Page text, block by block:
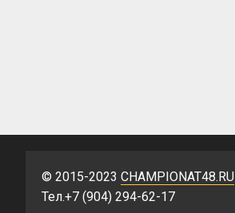
© 2015-2023 CHAMPIONAT48.RU
Тел.+7 (904) 294-62-17